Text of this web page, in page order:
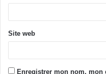
Site web
Enregistrer mon nom, mon